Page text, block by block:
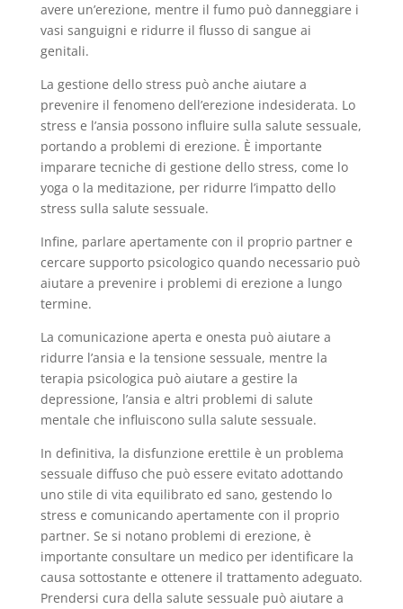
avere un’erezione, mentre il fumo può danneggiare i
vasi sanguigni e ridurre il flusso di sangue ai
genitali.
La gestione dello stress può anche aiutare a
prevenire il fenomeno dell’erezione indesiderata. Lo
stress e l’ansia possono influire sulla salute sessuale,
portando a problemi di erezione. È importante
imparare tecniche di gestione dello stress, come lo
yoga o la meditazione, per ridurre l’impatto dello
stress sulla salute sessuale.
Infine, parlare apertamente con il proprio partner e
cercare supporto psicologico quando necessario può
aiutare a prevenire i problemi di erezione a lungo
termine.
La comunicazione aperta e onesta può aiutare a
ridurre l’ansia e la tensione sessuale, mentre la
terapia psicologica può aiutare a gestire la
depressione, l’ansia e altri problemi di salute
mentale che influiscono sulla salute sessuale.
In definitiva, la disfunzione erettile è un problema
sessuale diffuso che può essere evitato adottando
uno stile di vita equilibrato ed sano, gestendo lo
stress e comunicando apertamente con il proprio
partner. Se si notano problemi di erezione, è
importante consultare un medico per identificare la
causa sottostante e ottenere il trattamento adeguato.
Prendersi cura della salute sessuale può aiutare a